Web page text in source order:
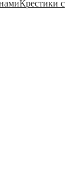
Крестики с